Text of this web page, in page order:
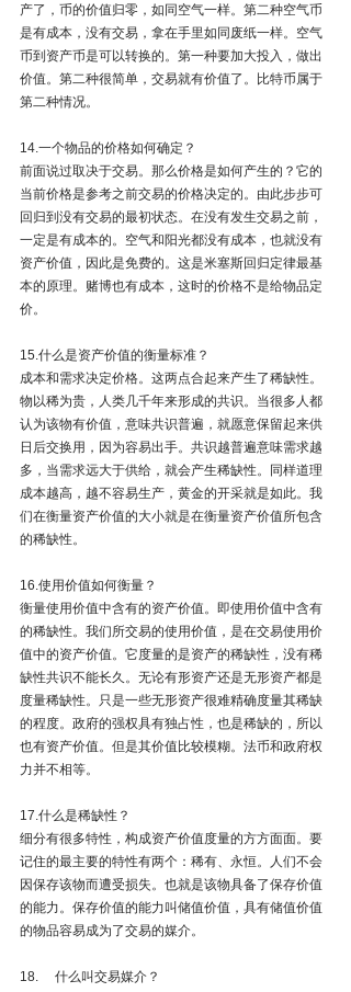
产了，币的价值归零，如同空气一样。第二种空气币
是有成本，没有交易，拿在手里如同废纸一样。空气
币到资产币是可以转换的。第一种要加大投入，做出
价值。第二种很简单，交易就有价值了。比特币属于
第二种情况。
14.一个物品的价格如何确定？
前面说过取决于交易。那么价格是如何产生的？它的
当前价格是参考之前交易的价格决定的。由此步步可
回归到没有交易的最初状态。在没有发生交易之前，
一定是有成本的。空气和阳光都没有成本，也就没有
资产价值，因此是免费的。这是米塞斯回归定律最基
本的原理。赌博也有成本，这时的价格不是给物品定
价。
15.什么是资产价值的衡量标准？
成本和需求决定价格。这两点合起来产生了稀缺性。
物以稀为贵，人类几千年来形成的共识。当很多人都
认为该物有价值，意味共识普遍，就愿意保留起来供
日后交换用，因为容易出手。共识越普遍意味需求越
多，当需求远大于供给，就会产生稀缺性。同样道理
成本越高，越不容易生产，黄金的开采就是如此。我
们在衡量资产价值的大小就是在衡量资产价值所包含
的稀缺性。
16.使用价值如何衡量？
衡量使用价值中含有的资产价值。即使用价值中含有
的稀缺性。我们所交易的使用价值，是在交易使用价
值中的资产价值。它度量的是资产的稀缺性，没有稀
缺性共识不能长久。无论有形资产还是无形资产都是
度量稀缺性。只是一些无形资产很难精确度量其稀缺
的程度。政府的强权具有独占性，也是稀缺的，所以
也有资产价值。但是其价值比较模糊。法币和政府权
力并不相等。
17.什么是稀缺性？
细分有很多特性，构成资产价值度量的方方面面。要
记住的最主要的特性有两个：稀有、永恒。人们不会
因保存该物而遭受损失。也就是该物具备了保存价值
的能力。保存价值的能力叫储值价值，具有储值价值
的物品容易成为了交易的媒介。
18.     什么叫交易媒介？